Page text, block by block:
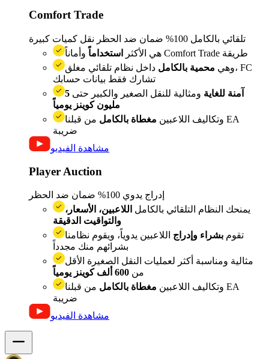
Comfort Trade
تلقائي بالكامل 100% ضمان ضد الحظر
نقل كميات كبيرة
هي الأكثر
استخداماً
وأماناً Comfort Trade طريقة
وهي محمية بالكامل داخل نظام تلقائي مغلق، FC
تشارك فقط بيانات حسابك
آمنة للغاية ومثالية للنقل الصغير والكبير حتى 5
مليون كوينز يومياً
وتكاليف اللاعبين مغطاة بالكامل من قبلنا EA
ضريبة
مشاهدة الفيديو
Player Auction
إدراج يدوي 100% ضمان ضد الحظر
يمنحك النظام التلقائي بالكامل اللاعبين، الأسعار،
والتواقيت الدقيقة
تقوم بشراء وإدراج اللاعبين يدوياً، ويقوم نظامنا
بشرائهم منك مجدداً
مثالية ومناسبة أكثر لعمليات النقل الصغيرة الأقل
من 600 ألف كوينز يومياً
وتكاليف اللاعبين مغطاة بالكامل من قبلنا EA
ضريبة
مشاهدة الفيديو